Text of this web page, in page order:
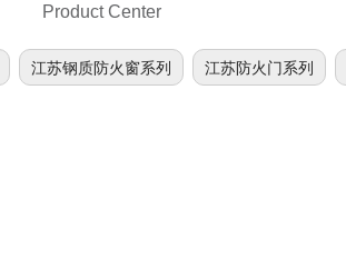
Product Center
江苏钢质防火窗系列 江苏防火门系列